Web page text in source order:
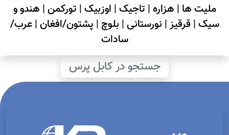
ملیت ها | هزاره| تاجیک| اوزبیک| تورکمن| هندو و
سیک| قرقیز| نورستانی| بلوچ | پشتون/افغان|عرب/
سادات
جستجو در کابل پرس